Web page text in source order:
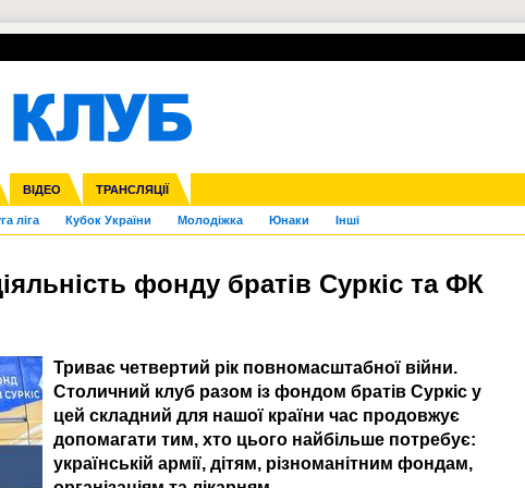
ВІДЕО ТРАНСЛЯЦІЇ
ліга Кубок України Молодіжка Юнаки Інші
Ліга націй Ліга конференцій
Франція ІншіЧЄ-2015 (U-21)
УПЛ-ПЕРЕХОДИ
фонду братів Суркіс та ФК
Триває четвертий рік повномасштабної війни.
Столичний клуб разом із фондом братів Суркіс у
цей складний для нашої країни час продовжує
допомагати тим, хто цього найбільше потребує:
українській армії, дітям, різноманітним фондам,